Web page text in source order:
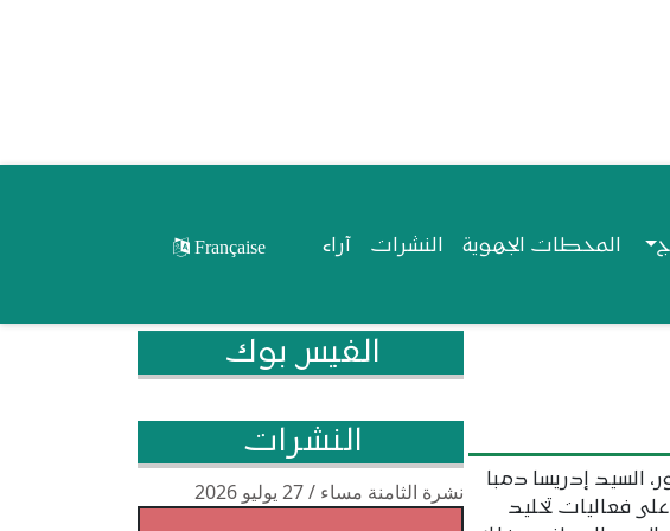
المحطات الجهوية النشرات آراء Française
السيد إدريسا دمبا
فعاليات تخليد
الفيس بوك
النشرات
نشرة الثامنة مساء / 27 يوليو 2026